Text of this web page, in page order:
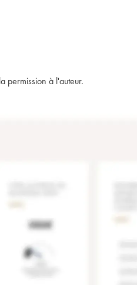
permission à l'auteur.